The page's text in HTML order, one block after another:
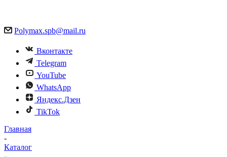
Polymax.spb@mail.ru
Вконтакте
Telegram
YouTube
WhatsApp
Яндекс.Дзен
TikTok
Главная
-
Каталог